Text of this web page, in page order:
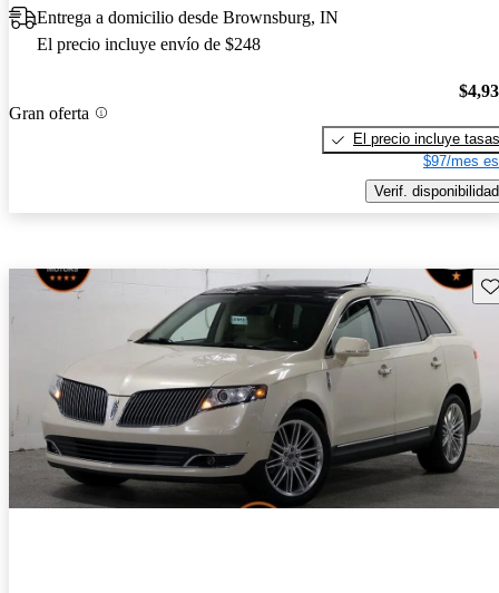
Entrega a domicilio desde Brownsburg, IN
El precio incluye envío de $248
Gran oferta
El precio incluye tasas
$97/mes
Verif. disponibilidad